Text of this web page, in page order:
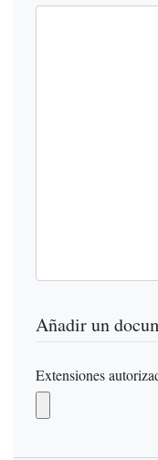
Añadir un
Extensiones